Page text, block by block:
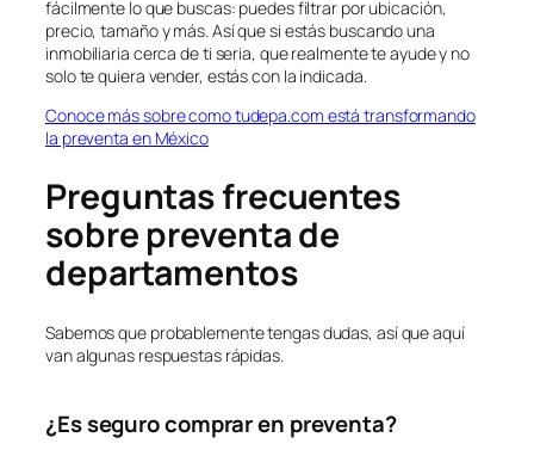
fácilmente lo que buscas: puedes filtrar por ubicación,
precio, tamaño y más. Así que si estás buscando una
inmobiliaria cerca de ti seria, que realmente te ayude y no
solo te quiera vender, estás con la indicada.
Conoce más sobre como tudepa.com está transformando
la preventa en México
Preguntas frecuentes
sobre preventa de
departamentos
Sabemos que probablemente tengas dudas, así que aquí
van algunas respuestas rápidas.
¿Es seguro comprar en preventa?